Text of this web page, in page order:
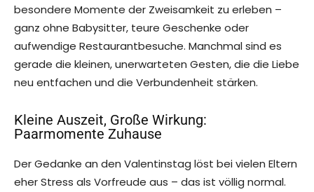
besondere Momente der Zweisamkeit zu erleben –
ganz ohne Babysitter, teure Geschenke oder
aufwendige Restaurantbesuche. Manchmal sind es
gerade die kleinen, unerwarteten Gesten, die die Liebe
neu entfachen und die Verbundenheit stärken.
Kleine Auszeit, Große Wirkung:
Paarmomente Zuhause
Der Gedanke an den Valentinstag löst bei vielen Eltern
eher Stress als Vorfreude aus – das ist völlig normal.